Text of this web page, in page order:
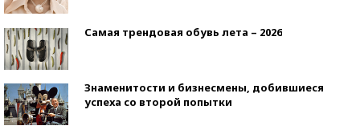
Самая трендовая обувь лета – 2026
Знаменитости и бизнесмены, добившиеся
успеха со второй попытки